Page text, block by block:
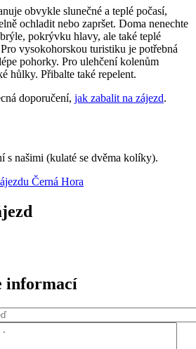
obvykle slunečné a teplé počasí,
ochladit nebo zapršet. Doma nenechte
pokrývku hlavy, ale také teplé
vysokohorskou turistiku je potřebná
pohorky. Pro ulehčení kolenům
hůlky. Přibalte také repelent.
doporučení, jak zabalit na zájezd.
s našimi (kulaté se dvěma kolíky).
Černá Hora
informací